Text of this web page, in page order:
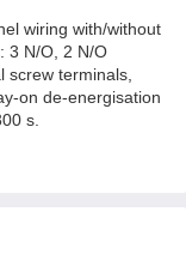
wiring with/without
3 N/O, 2 N/O
screw terminals,
on de-energisation
s.